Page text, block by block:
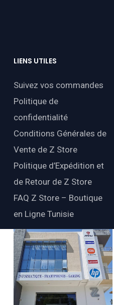
LIENS UTILES
Suivez vos commandes
Politique de
confidentialité
Conditions Générales de
Vente de Z Store
Politique d’Expédition et
de Retour de Z Store
FAQ Z Store – Boutique
en Ligne Tunisie